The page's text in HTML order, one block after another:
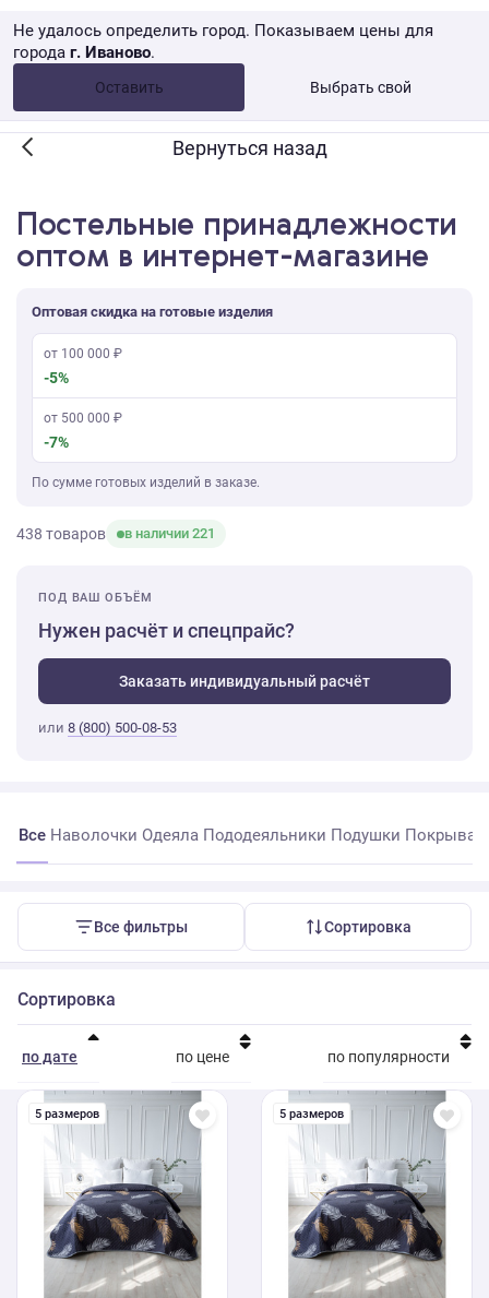
Не удалось определить город. Показываем цены для
города г. Иваново.
Оставить Выбрать свой
от 10 000 ₽ Розница → WB
Вернуться назад
Постельные принадлежности
оптом в интернет-магазине
Оптовая скидка на готовые изделия
от 100 000 ₽
-5%
от 500 000 ₽
-7%
По сумме готовых изделий в заказе.
438 товаров в наличии 221
ПОД ВАШ ОБЪЁМ
Нужен расчёт и спецпрайс?
Заказать индивидуальный расчёт
или 8 (800) 500-08-53
Все Наволочки Одеяла Пододеяльники Подушки
Все фильтры Сортировка
Сортировка
по дате по цене по популярности
5 размеров 5 размеров